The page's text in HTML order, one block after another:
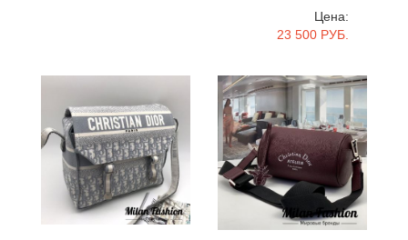
Цена:
23 500 РУБ.